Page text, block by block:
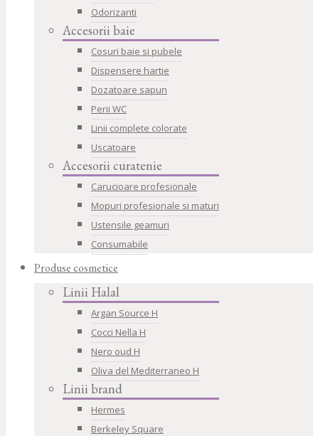
Odorizanti
Accesorii baie
Cosuri baie si pubele
Dispensere hartie
Dozatoare sapun
Perii WC
Linii complete colorate
Uscatoare
Accesorii curatenie
Carucioare profesionale
Mopuri profesionale si maturi
Ustensile geamuri
Consumabile
Produse cosmetice
Linii Halal
Argan Source H
Cocci Nella H
Nero oud H
Oliva del Mediterraneo H
Linii brand
Hermes
Berkeley Square